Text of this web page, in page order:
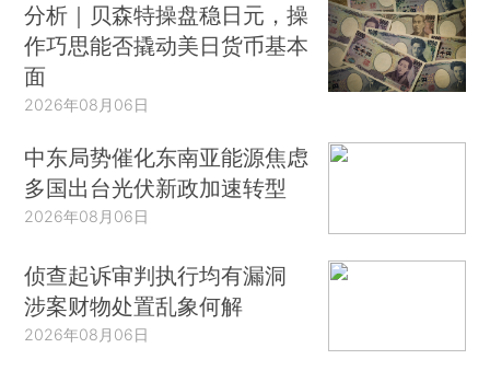
分析｜贝森特操盘稳日元，操
作巧思能否撬动美日货币基本
面
2026年08月06日
中东局势催化东南亚能源焦虑
多国出台光伏新政加速转型
2026年08月06日
侦查起诉审判执行均有漏洞
涉案财物处置乱象何解
2026年08月06日